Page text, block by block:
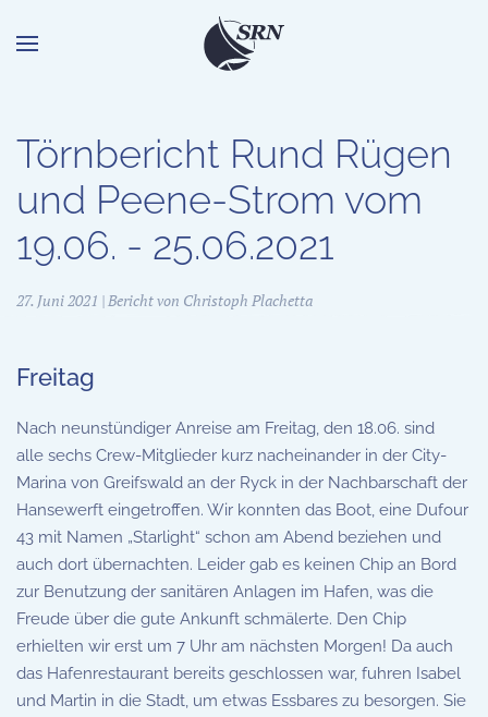
Törnbericht Rund Rügen
und Peene-Strom vom
19.06. - 25.06.2021
27. Juni 2021 | Bericht von Christoph Plachetta
Freitag
Nach neunstündiger Anreise am Freitag, den 18.06. sind
alle sechs Crew-Mitglieder kurz nacheinander in der City-
Marina von Greifswald an der Ryck in der Nachbarschaft der
Hansewerft eingetroffen. Wir konnten das Boot, eine Dufour
43 mit Namen „Starlight“ schon am Abend beziehen und
auch dort übernachten. Leider gab es keinen Chip an Bord
zur Benutzung der sanitären Anlagen im Hafen, was die
Freude über die gute Ankunft schmälerte. Den Chip
erhielten wir erst um 7 Uhr am nächsten Morgen! Da auch
das Hafenrestaurant bereits geschlossen war, fuhren Isabel
und Martin in die Stadt, um etwas Essbares zu besorgen. Sie